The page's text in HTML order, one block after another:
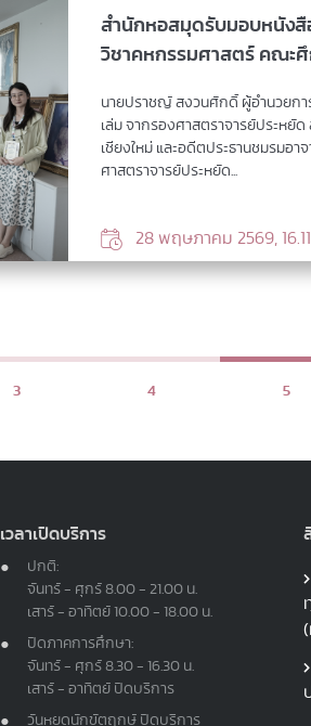
สำนักหอสมุดรับมอบหนังสื
วิชาคหกรรมศาสตร์ คณะศึ
นายปราชญ์ สงวนศักดิ์ ผู้อำนวยกา
เล่ม จากรองศาสตราจารย์ประหยั
เชียงใหม่ และอดีตประธานชมรมอ
ศาสตราจารย์ประหยัด...
28 พฤษภาคม 2569,
3 4 5
เวลาเปิดบริการ
ปกติ:
จันทร์ - ศุกร์ 8.00 - 21.00 น.
เสาร์ - อาทิตย์ 10.00 - 18.00 น.
ปิดภาคการศึกษา:
จันทร์ - ศุกร์ 8.30 - 16.30 น.
เสาร์ - อาทิตย์ ปิดบริการ
วันหยุดนักขัตฤกษ์ ปิดบริการ